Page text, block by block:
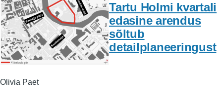
Tartu Holmi kvartali
edasine arendus
sõltub
detailplaneeringust
Olivia Paet